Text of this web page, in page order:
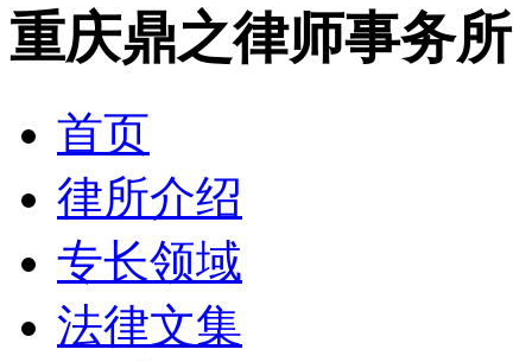
重庆鼎之律师事务所
首页
律所介绍
专长领域
法律文集